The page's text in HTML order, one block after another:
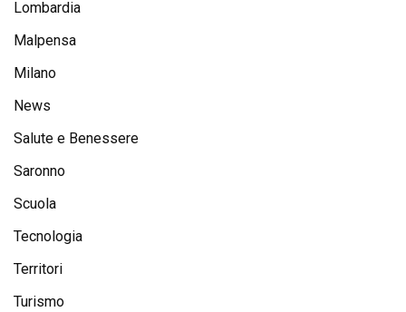
Lombardia
Malpensa
Milano
News
Salute e Benessere
Saronno
Scuola
Tecnologia
Territori
Turismo